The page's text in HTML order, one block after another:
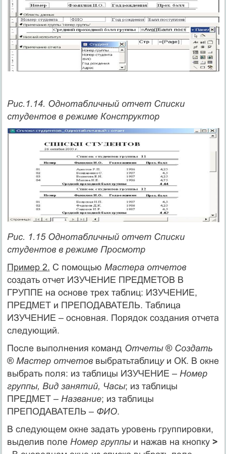
Рис.1.14. Однотабличный отчет Списки
студентов в режиме Конструктор
Рис. 1.15 Однотабличный отчет Списки
студентов в режиме Просмотр
Пример 2. С помощью Мастера отчетов
создать отчет ИЗУЧЕНИЕ ПРЕДМЕТОВ В
ГРУППЕ на основе трех таблиц: ИЗУЧЕНИЕ,
ПРЕДМЕТ и ПРЕПОДАВАТЕЛЬ. Таблица
ИЗУЧЕНИЕ – основная. Порядок создания отчета
следующий.
После выполнения команд Отчеты® Создать
® Мастер отчетоввыбратьтаблицуи ОК. В окне
выбрать поля: из таблицы ИЗУЧЕНИЕ – Номер
группы, Вид занятий, Часы; из таблицы
ПРЕДМЕТ – Название; из таблицы
ПРЕПОДАВАТЕЛЬ – ФИО.
В следующем окне задать уровень группировки,
выделив поле Номер группыи нажав на кнопку >